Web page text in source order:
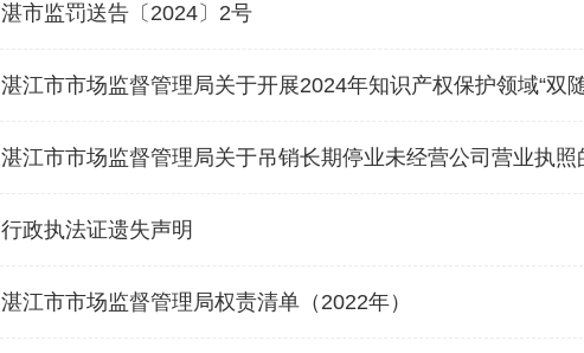
湛市监罚送告〔2024〕2号
湛江市市场监督管理局关于开展2024年知识产权保护领域“双
湛江市市场监督管理局关于吊销长期停业未经营公司营业执
行政执法证遗失声明
湛江市市场监督管理局权责清单（2022年）